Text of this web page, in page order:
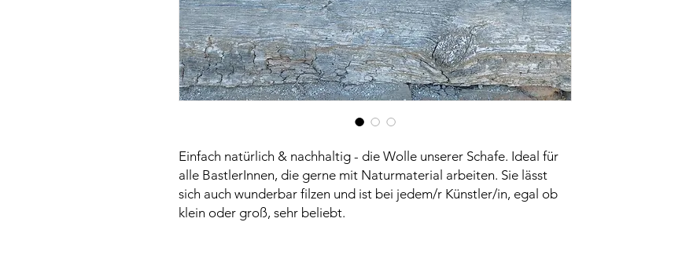
Einfach natürlich & nachhaltig - die Wolle unserer Schafe. Ideal für
alle BastlerInnen, die gerne mit Naturmaterial arbeiten. Sie lässt
sich auch wunderbar filzen und ist bei jedem/r Künstler/in, egal ob
klein oder groß, sehr beliebt.